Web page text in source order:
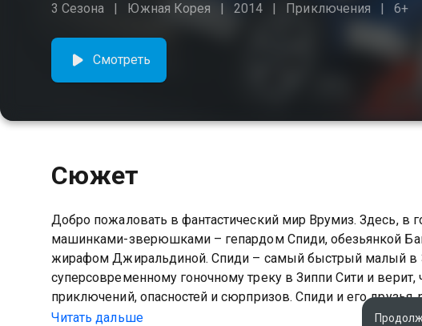
3 Сезона Южная Корея 2014 Приключения 6+
Смотреть
Сюжет
Добро пожаловать в фантастический мир Врумиз. Здесь, в
машинками-зверюшками – гепардом Спиди, обезьянкой
жирафом Джиральдиной. Спиди – самый быстрый малый в
суперсовременному гоночному треку в Зиппи Сити и
приключений, опасностей и сюрпризов. Спиди и его
выходят из любой ситуации, проявляя невероятную
Читать дальше